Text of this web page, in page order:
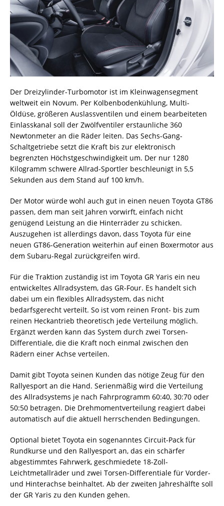
Der Dreizylinder-Turbomotor ist im Kleinwagensegment
weltweit ein Novum. Per Kolbenbodenkühlung, Multi-
Öldüse, größeren Auslassventilen und einem bearbeiteten
Einlasskanal soll der Zwölfventiler erstaunliche 360
Newtonmeter an die Räder leiten. Das Sechs-Gang-
Schaltgetriebe setzt die Kraft bis zur elektronisch
begrenzten Höchstgeschwindigkeit um. Der nur 1280
Kilogramm schwere Allrad-Sportler beschleunigt in 5,5
Sekunden aus dem Stand auf 100 km/h.
Der Motor würde wohl auch gut in einen neuen Toyota GT86
passen, dem man seit Jahren vorwirft, einfach nicht
genügend Leistung an die Hinterräder zu schicken.
Auszugehen ist allerdings davon, dass Toyota für eine
neuen GT86-Generation weiterhin auf einen Boxermotor aus
dem Subaru-Regal zurückgreifen wird.
Für die Traktion zuständig ist im Toyota GR Yaris ein neu
entwickeltes Allradsystem, das GR-Four. Es handelt sich
dabei um ein flexibles Allradsystem, das nicht
bedarfsgerecht verteilt. So ist vom reinen Front- bis zum
reinen Heckantrieb theoretisch jede Verteilung möglich.
Ergänzt werden kann das System durch zwei Torsen-
Differentiale, die die Kraft noch einmal zwischen den
Rädern einer Achse verteilen.
Damit gibt Toyota seinen Kunden das nötige Zeug für den
Rallyesport an die Hand. Serienmäßig wird die Verteilung
des Allradsystems je nach Fahrprogramm 60:40, 30:70 oder
50:50 betragen. Die Drehmomentverteilung reagiert dabei
automatisch auf die aktuell herrschenden Bedingungen.
Optional bietet Toyota ein sogenanntes Circuit-Pack für
Rundkurse und den Rallyesport an, das ein schärfer
abgestimmtes Fahrwerk, geschmiedete 18-Zoll-
Leichtmetallräder und zwei Torsen-Differentiale für Vorder-
und Hinterachse beinhaltet. Ab der zweiten Jahreshälfte soll
der GR Yaris zu den Kunden gehen.